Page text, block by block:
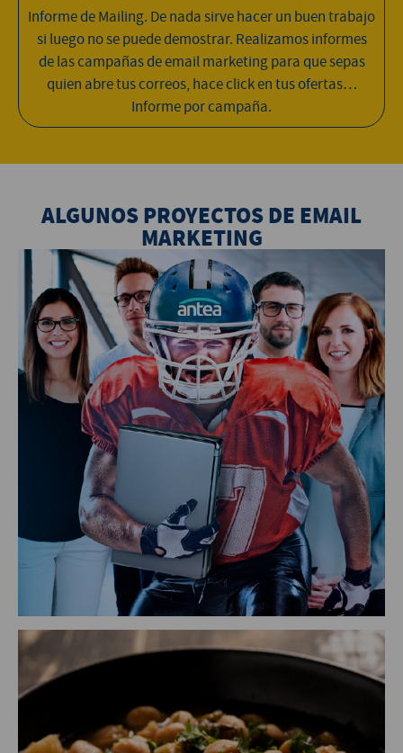
Informe de Mailing. De nada sirve hacer un buen trabajo
si luego no se puede demostrar. Realizamos informes
de las campañas de email marketing para que sepas
quien abre tus correos, hace click en tus ofertas…
Informe por campaña.
ALGUNOS PROYECTOS DE EMAIL
MARKETING
ANTEA